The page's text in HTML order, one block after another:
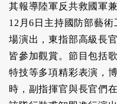
其報導陸軍反共救國軍
12月6日主持國防部藝
場演出，東指部高級長
皆參加觀賞。節目包括
特技等多項精彩表演，
時，副指揮官與長官們